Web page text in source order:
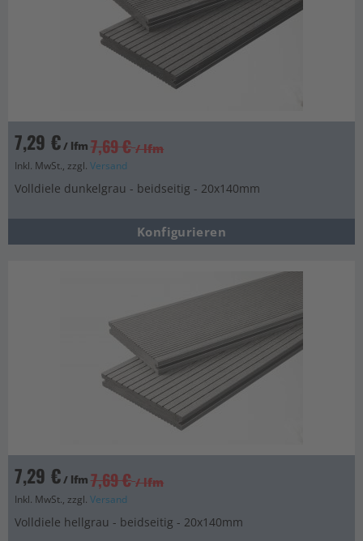
7,29 €/ lfm 7,69 € / lfm
Inkl. MwSt., zzgl. Versand
Volldiele dunkelgrau - beidseitig - 20x140mm
Konfigurieren
7,29 €/ lfm 7,69 € / lfm
Inkl. MwSt., zzgl. Versand
Volldiele hellgrau - beidseitig - 20x140mm